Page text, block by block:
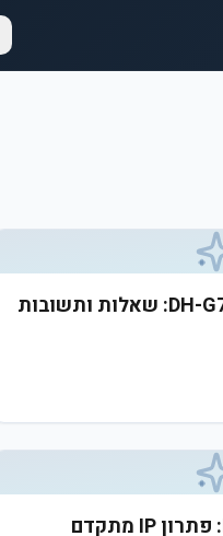
פנל אינטרקום DH-E20S: פתרון IP מתקדם